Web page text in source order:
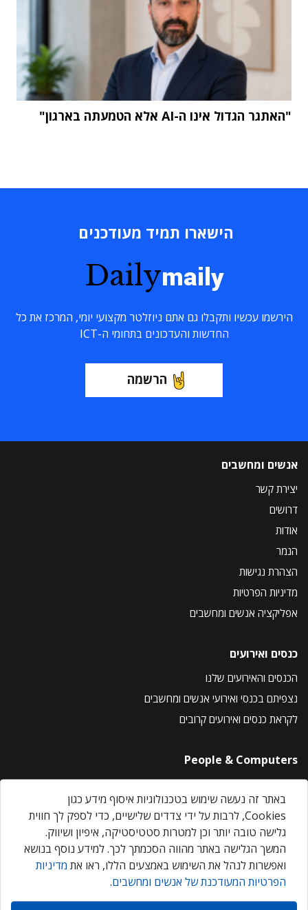
"האתגר הגדול אינו ה-AI אלא הטמעתה בארגון"
הישארו תמיד מעודכנים
Dailymaily
הירשמו עכשיו ותקבלו גם אתם ניוזלטר מקצועי יומי, המרכז את כל
החדשות והעדכונים בתחומי ה-ICT
הרשמה
אנשים ומחשבים
יצירת קשר
דרושים
אודות
הנמר
הצהרת נגישות
מדיניות הפרטיות
אפליקציה אנשים ומחשבים
כנסים ואירועים
הכנסים והאירועים שלנו
נצפיתם בכנסי ואירועי אנשים ומחשבים
לקראת כנסים ואירועים קרובים
People & Computers
About Us
Privacy Policy
Contact Us
Our Events
אנשים ומחשבים © 2026 – כל הזכויות שמורות
באתר זה נעשה שימוש בטכנולוגיות איסוף מידע כגון
Cookies, לרבות על ידי צדדים שלישיים, כדי לספק לך חווית
גלישה טובה יותר וכן למטרות סטטיסטיקה, איפיון ושיווק.
המשך הגלישה באתר מהווה הסכמתך לכך. למידע נוסף בנושא
ואפשרות לנהל את השימוש באמצעים הללו, ראו את מדיניות
הפרטיות המעודכנת של אנשים ומחשבים.